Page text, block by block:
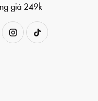
giá 249k